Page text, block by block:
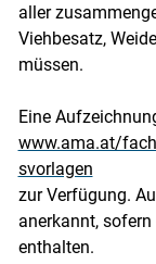
aller
Viehbesatz,
müssen.
Eine
www.ama.at/
svorlagen
zur Verfügung.
anerkannt,
enthalten.